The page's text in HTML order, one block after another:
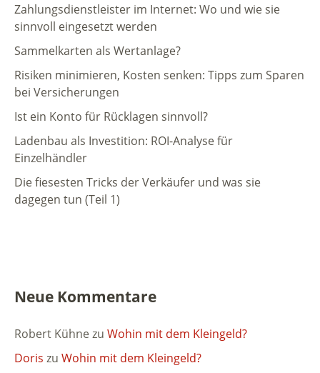
Zahlungsdienstleister im Internet: Wo und wie sie
sinnvoll eingesetzt werden
Sammelkarten als Wertanlage?
Risiken minimieren, Kosten senken: Tipps zum Sparen
bei Versicherungen
Ist ein Konto für Rücklagen sinnvoll?
Ladenbau als Investition: ROI-Analyse für
Einzelhändler
Die fiesesten Tricks der Verkäufer und was sie
dagegen tun (Teil 1)
Neue Kommentare
Robert Kühnezu Wohin mit dem Kleingeld?
Doris zu Wohin mit dem Kleingeld?